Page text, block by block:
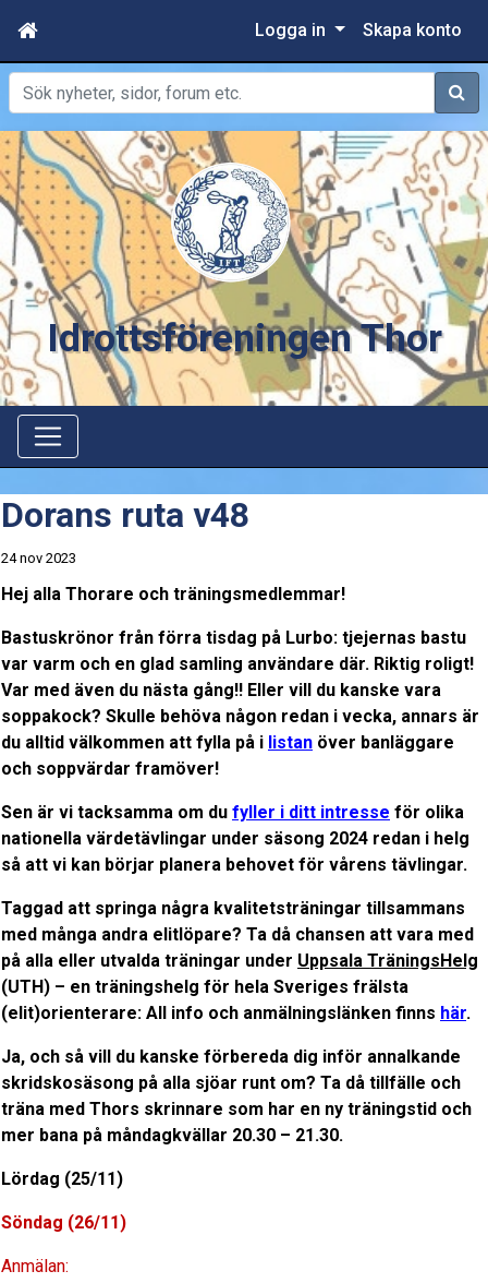
Logga in Skapa konto
Sök
Idrottsföreningen Thor
Dorans ruta v48
24 nov 2023
Hej alla Thorare och träningsmedlemmar!
Bastuskrönor från förra tisdag på Lurbo: tjejernas bastu
var varm och en glad samling användare där. Riktig roligt!
Var med även du nästa gång!! Eller vill du kanske vara
soppakock? Skulle behöva någon redan i vecka, annars är
du alltid välkommen att fylla på i listan över banläggare
och soppvärdar framöver!
Sen är vi tacksamma om du fyller i ditt intresse för olika
nationella värdetävlingar under säsong 2024 redan i helg
så att vi kan börjar planera behovet för vårens tävlingar.
Taggad att springa några kvalitetsträningar tillsammans
med många andra elitlöpare? Ta då chansen att vara med
på alla eller utvalda träningar under Uppsala TräningsHelg
(UTH) – en träningshelg för hela Sveriges frälsta
(elit)orienterare: All info och anmälningslänken finns här.
Ja, och så vill du kanske förbereda dig inför annalkande
skridskosäsong på alla sjöar runt om? Ta då tillfälle och
träna med Thors skrinnare som har en ny träningstid och
mer bana på måndagkvällar 20.30 – 21.30.
Lördag (25/11)
Söndag (26/11)
Anmälan: